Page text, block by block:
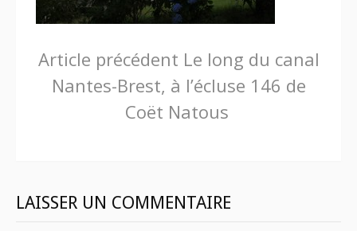
Lire
Article précédent Le long du canal
Nantes-Brest, à l’écluse 146 de
Coët Natous
LAISSER UN COMMENTAIRE